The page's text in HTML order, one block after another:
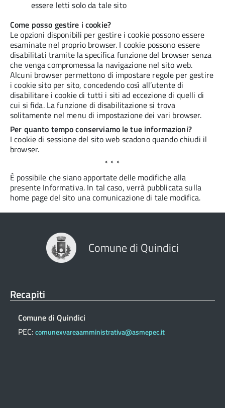
essere letti solo da tale sito
Come posso gestire i cookie?
Le opzioni disponibili per gestire i cookie possono essere
esaminate nel proprio browser. I cookie possono essere
disabilitati tramite la specifica funzione del browser senza
che venga compromessa la navigazione nel sito web.
Alcuni browser permettono di impostare regole per gestire
i cookie sito per sito, concedendo così all’utente di
disabilitare i cookie di tutti i siti ad eccezione di quelli di
cui si fida. La funzione di disabilitazione si trova
solitamente nel menu di impostazione dei vari browser.
Per quanto tempo conserviamo le tue informazioni?
I cookie di sessione del sito web scadono quando chiudi il
browser.
* * *
È possibile che siano apportate delle modifiche alla
presente Informativa. In tal caso, verrà pubblicata sulla
home page del sito una comunicazione di tale modifica.
Comune di Quindici
Recapiti
Comune di Quindici
PEC:comunexvareaamministrativa@asmepec.it